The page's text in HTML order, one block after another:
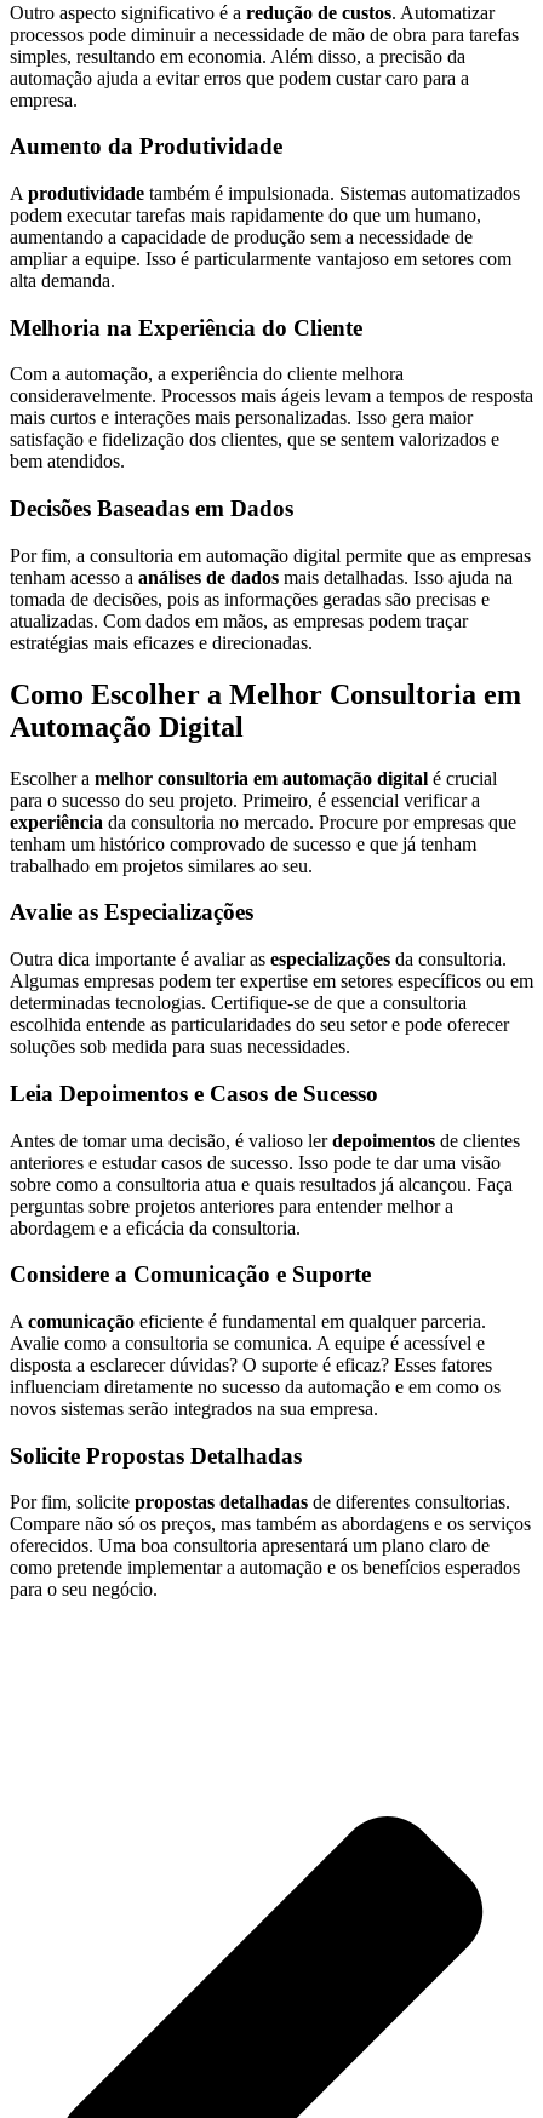
Outro aspecto significativo é a redução de custos. Automatizar
processos pode diminuir a necessidade de mão de obra para tarefas
simples, resultando em economia. Além disso, a precisão da
automação ajuda a evitar erros que podem custar caro para a
empresa.
Aumento da Produtividade
A produtividade também é impulsionada. Sistemas automatizados
podem executar tarefas mais rapidamente do que um humano,
aumentando a capacidade de produção sem a necessidade de
ampliar a equipe. Isso é particularmente vantajoso em setores com
alta demanda.
Melhoria na Experiência do Cliente
Com a automação, a experiência do cliente melhora
consideravelmente. Processos mais ágeis levam a tempos de resposta
mais curtos e interações mais personalizadas. Isso gera maior
satisfação e fidelização dos clientes, que se sentem valorizados e
bem atendidos.
Decisões Baseadas em Dados
Por fim, a consultoria em automação digital permite que as empresas
tenham acesso a análises de dados mais detalhadas. Isso ajuda na
tomada de decisões, pois as informações geradas são precisas e
atualizadas. Com dados em mãos, as empresas podem traçar
estratégias mais eficazes e direcionadas.
Como Escolher a Melhor Consultoria em
Automação Digital
Escolher a melhor consultoria em automação digital é crucial
para o sucesso do seu projeto. Primeiro, é essencial verificar a
experiência da consultoria no mercado. Procure por empresas que
tenham um histórico comprovado de sucesso e que já tenham
trabalhado em projetos similares ao seu.
Avalie as Especializações
Outra dica importante é avaliar as especializações da consultoria.
Algumas empresas podem ter expertise em setores específicos ou em
determinadas tecnologias. Certifique-se de que a consultoria
escolhida entende as particularidades do seu setor e pode oferecer
soluções sob medida para suas necessidades.
Leia Depoimentos e Casos de Sucesso
Antes de tomar uma decisão, é valioso lerdepoimentos de clientes
anteriores e estudar casos de sucesso. Isso pode te dar uma visão
sobre como a consultoria atua e quais resultados já alcançou. Faça
perguntas sobre projetos anteriores para entender melhor a
abordagem e a eficácia da consultoria.
Considere a Comunicação e Suporte
A comunicação eficiente é fundamental em qualquer parceria.
Avalie como a consultoria se comunica. A equipe é acessível e
disposta a esclarecer dúvidas? O suporte é eficaz? Esses fatores
influenciam diretamente no sucesso da automação e em como os
novos sistemas serão integrados na sua empresa.
Solicite Propostas Detalhadas
Por fim, solicite propostas detalhadas de diferentes consultorias.
Compare não só os preços, mas também as abordagens e os serviços
oferecidos. Uma boa consultoria apresentará um plano claro de
como pretende implementar a automação e os benefícios esperados
para o seu negócio.